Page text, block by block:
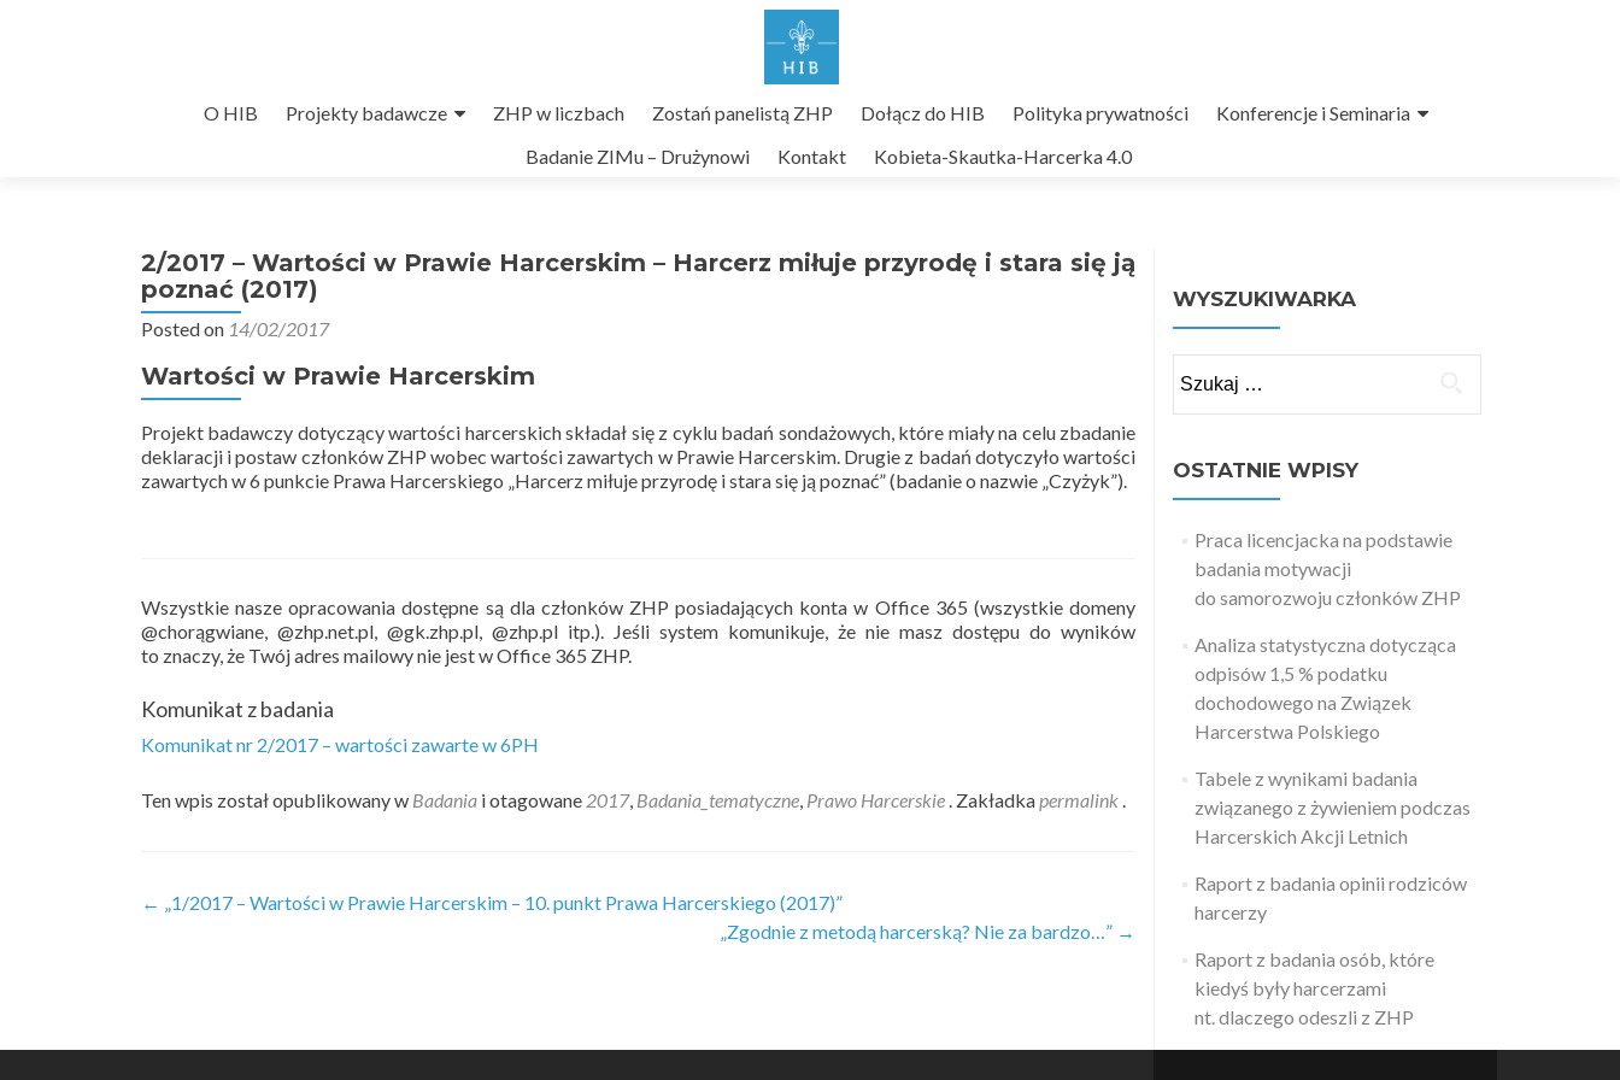
O HIB Projekty badawcze ZHP w liczbach Zostań panelistą ZHP Dołącz do HIB Polityka prywatności
Konferencje i Seminaria
Badanie ZIMu – Drużynowi
Kontakt Kobieta-Skautka-Harcerka 4.0
2/2017 – Wartości w Prawie Harcerskim – Harcerz miłuje przyrodę i stara się ją
poznać (2017)
Posted on 14/02/2017
Wartości w Prawie Harcerskim
Projekt badawczy dotyczący wartości harcerskich składał się z cyklu badań sondażowych, które miały na celu zbadanie
deklaracji i postaw członków ZHP wobec wartości zawartych w Prawie Harcerskim. Drugie z badań dotyczyło wartości
zawartych w 6 punkcie Prawa Harcerskiego „Harcerz miłuje przyrodę i stara się ją poznać” (badanie o nazwie „Czyżyk”).
Wszystkie nasze opracowania dostępne są dla członków ZHP posiadających konta w Office 365 (wszystkie domeny
@chorągwiane, @zhp.net.pl, @gk.zhp.pl, @zhp.pl itp.). Jeśli system komunikuje, że nie masz dostępu do wyników
to znaczy, że Twój adres mailowy nie jest w Office 365 ZHP.
Komunikat z badania
Komunikat nr 2/2017 – wartości zawarte w 6PH
Ten wpis został opublikowany w Badania i otagowane 2017, Badania_tematyczne, Prawo Harcerskie . Zakładkapermalink .
Zobacz
← „1/2017 – Wartości w Prawie Harcerskim – 10. punkt Prawa Harcerskiego (2017)”
„Zgodnie z metodą harcerską? Nie za bardzo…” →
WYSZUKIWARKA
OSTATNIE WPISY
Praca licencjacka na podstawie
badania motywacji
do samorozwoju członków ZHP
Analiza statystyczna dotycząca
odpisów 1,5 % podatku
dochodowego na Związek
Harcerstwa Polskiego
Tabele z wynikami badania
związanego z żywieniem podczas
Harcerskich Akcji Letnich
Raport z badania opinii rodziców
harcerzy
Raport z badania osób, które
kiedyś były harcerzami
nt. dlaczego odeszli z ZHP